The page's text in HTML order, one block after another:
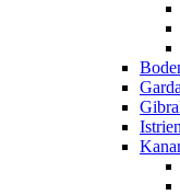
Istrien